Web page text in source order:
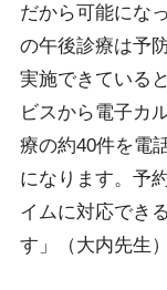
だから可能にな
の午後診療は予
実施できている
ビスから電子カ
療の約40件を電
になります。予
イムに対応でき
す」（大内先生）